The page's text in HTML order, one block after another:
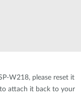
W218, please reset it
attach it back to your